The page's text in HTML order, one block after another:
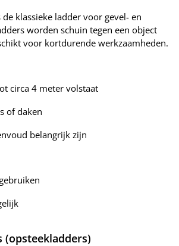
de klassieke ladder voor gevel- en
worden schuin tegen een object
voor kortdurende werkzaamheden.
circa 4 meter volstaat
of daken
belangrijk zijn
(opsteekladders)